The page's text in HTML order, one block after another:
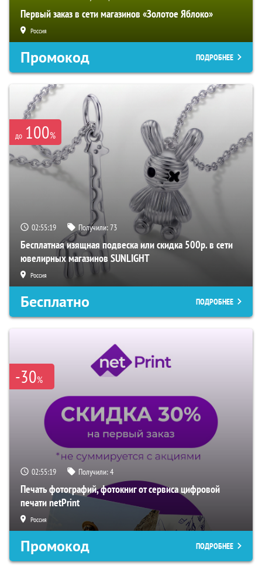
Первый заказ в сети магазинов «Золотое Яблоко»
Россия
Промокод ПОДРОБНЕЕ
до 100%
02:55:18 Получили:73
Бесплатная изящная подвеска или скидка 500р. в сети
ювелирных магазинов SUNLIGHT
Россия
Бесплатно ПОДРОБНЕЕ
-30%
02:55:18 Получили:4
Печать фотографий, фотокниг от сервиса цифровой
печати netPrint
Россия
Промокод ПОДРОБНЕЕ